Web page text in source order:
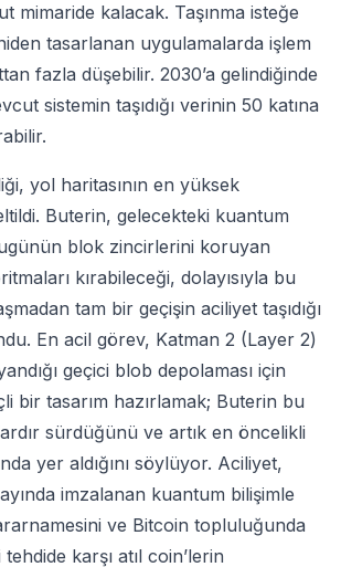
mimaride kalacak. Taşınma isteğe
tasarlanan uygulamalarda işlem
fazla düşebilir. 2030’a gelindiğinde
sistemin taşıdığı verinin 50 katına
yol haritasının en yüksek
Buterin, gelecekteki kuantum
blok zincirlerini koruyan
kırabileceği, dolayısıyla bu
tam bir geçişin aciliyet taşıdığı
En acil görev, Katman 2 (Layer 2)
geçici blob depolaması için
bir tasarım hazırlamak; Buterin bu
sürdüğünü ve artık en öncelikli
yer aldığını söylüyor. Aciliyet,
imzalanan kuantum bilişimle
ve Bitcoin topluluğunda
karşı atıl coin’lerin